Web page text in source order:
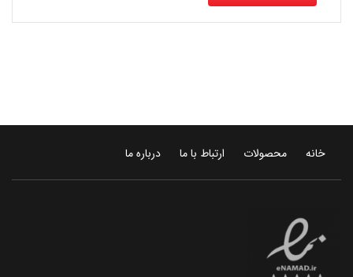
خانه محصولات ارتباط با ما درباره ما